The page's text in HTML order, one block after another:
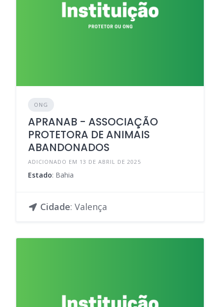
ONG
APRANAB - ASSOCIAÇÃO
PROTETORA DE ANIMAIS
ABANDONADOS
ADICIONADO EM 13 DE ABRIL DE 2025
Estado: Bahia
Cidade: Valença